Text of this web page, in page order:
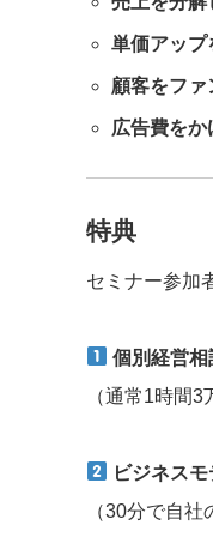
単価アップ
顧客をファ
広告費を
特典
セミナー参加
個別経営相
（通常1時間
ビジネス
（30分で自社